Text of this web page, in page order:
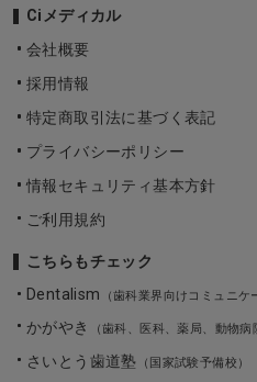
Ciメディカル
会社概要
採用情報
特定商取引法に基づく表記
プライバシーポリシー
情報セキュリティ基本方針
ご利用規約
こちらもチェック
Dentalism
（歯科業界向けコミュニケ
かがやき （歯科、医科、薬局、動物病
さいとう歯道塾 （国家試験予備校）